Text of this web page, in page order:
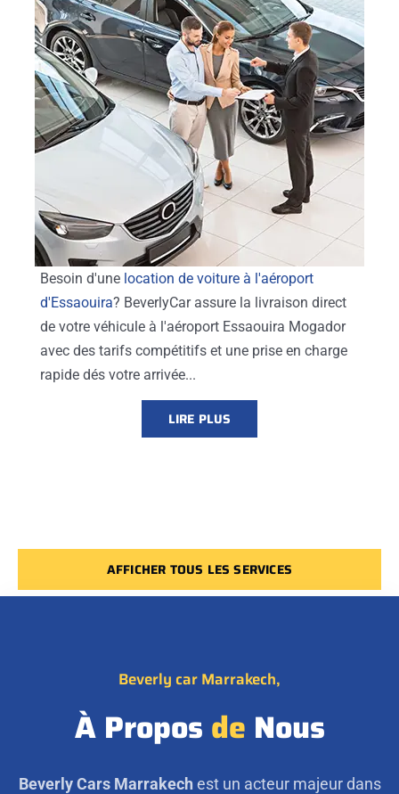
Besoin d'une location de voiture à l'aéroport
d'Essaouira? BeverlyCar assure la livraison direct
de votre véhicule à l'aéroport Essaouira Mogador
avec des tarifs compétitifs et une prise en charge
rapide dés votre arrivée...
LIRE PLUS
AFFICHER TOUS LES SERVICES
Beverly car Marrakech,
À Propos de Nous
Beverly Cars Marrakechest un acteur majeur dans